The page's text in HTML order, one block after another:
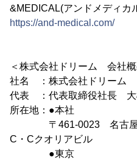
&MEDICAL(アンドメディカ
https://and-medical.com/
＜株式会社ドリーム 会社概
社名 ：株式会社ドリーム
代表 ：代表取締役社長 大
所在地：●本社
〒461-0023 名古屋市
C・Cクオリアビル
●東京